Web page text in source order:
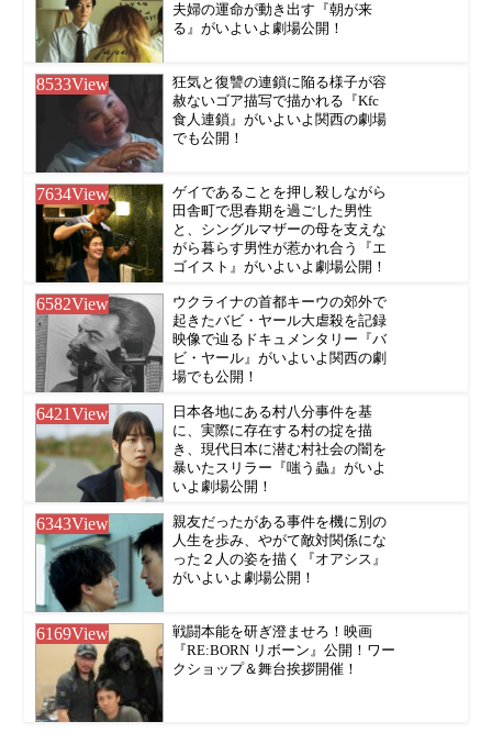
夫婦の運命が動き出す『朝が来
る』がいよいよ劇場公開！
8533View
狂気と復讐の連鎖に陥る様子が容
赦ないゴア描写で描かれる『Kfc
食人連鎖』がいよいよ関西の劇場
でも公開！
7634View
ゲイであることを押し殺しながら
田舎町で思春期を過ごした男性
と、シングルマザーの母を支えな
がら暮らす男性が惹かれ合う『エ
ゴイスト』がいよいよ劇場公開！
6582View
ウクライナの首都キーウの郊外で
起きたバビ・ヤール大虐殺を記録
映像で辿るドキュメンタリー『バ
ビ・ヤール』がいよいよ関西の劇
場でも公開！
6421View
日本各地にある村八分事件を基
に、実際に存在する村の掟を描
き、現代日本に潜む村社会の闇を
暴いたスリラー『嗤う蟲』がいよ
いよ劇場公開！
6343View
親友だったがある事件を機に別の
人生を歩み、やがて敵対関係にな
った２人の姿を描く『オアシス』
がいよいよ劇場公開！
6169View
戦闘本能を研ぎ澄ませろ！映画
『RE:BORN リボーン』公開！ワー
クショップ＆舞台挨拶開催！